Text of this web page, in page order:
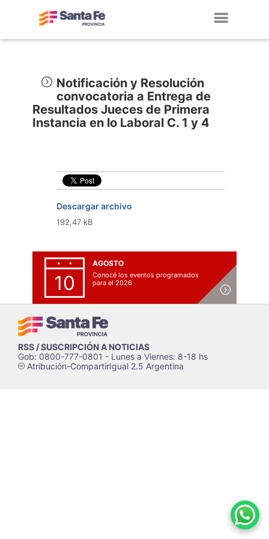
Notificación y Resolución
convocatoria a Entrega de
Resultados Jueces de Primera
Instancia en lo Laboral C. 1 y 4
Descargar archivo
192,47 kB
10
AGOSTO
Conocé los eventos programados
para el 2026
RSS / SUSCRIPCIÓN A NOTICIAS
Gob: 0800-777-0801 - Lunes a Viernes: 8-18 hs
cAtribución-CompartirIgual 2.5 Argentina